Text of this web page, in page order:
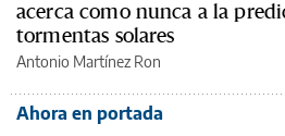
acerca como nunca a la
tormentas solares
Antonio Martínez Ron
Ahora en portada